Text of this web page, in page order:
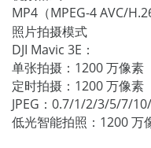
MP4（MPEG-4 AVC/
照片拍摄模式
DJI Mavic 3E：
单张拍摄：1200 万像素
定时拍摄：1200 万像素
JPEG：0.7/1/2/3/5/7/
低光智能拍照：1200 万